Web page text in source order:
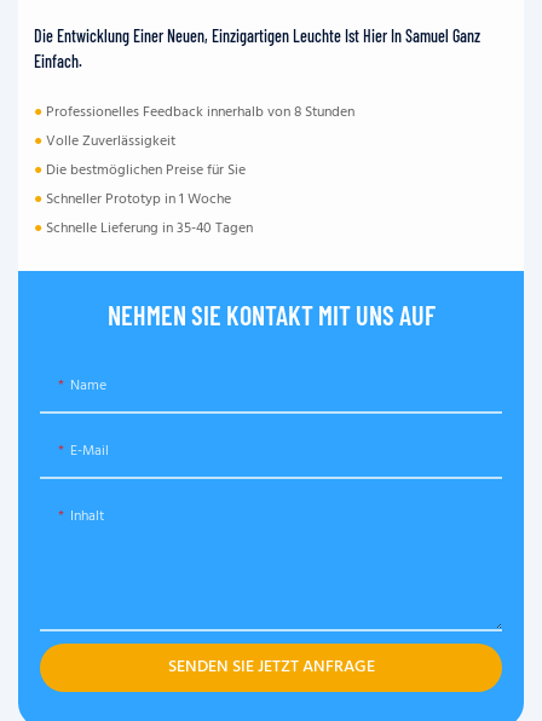
Die Entwicklung Einer Neuen, Einzigartigen Leuchte Ist Hier In Samuel Ganz
Einfach.
● Professionelles Feedback innerhalb von 8 Stunden
●Volle Zuverlässigkeit
● Die bestmöglichen Preise für Sie
● Schneller Prototyp in 1 Woche
● Schnelle Lieferung in 35-40 Tagen
NEHMEN SIE KONTAKT MIT UNS AUF
Name
E-Mail
Inhalt
SENDEN SIE JETZT ANFRAGE